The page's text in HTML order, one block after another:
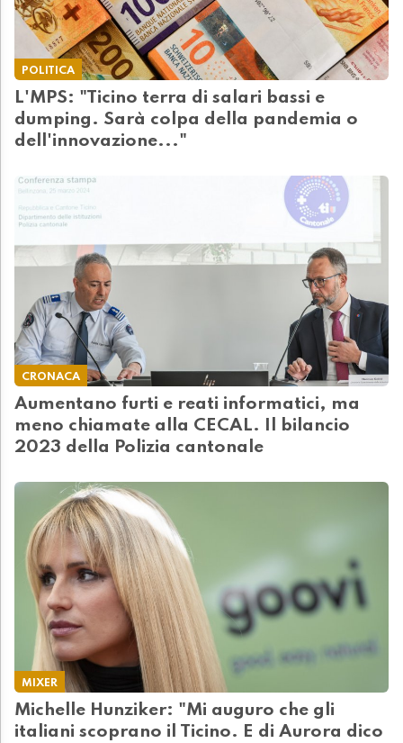
POLITICA
L'MPS: "Ticino terra di salari bassi e
dumping. Sarà colpa della pandemia o
dell'innovazione..."
CRONACA
Aumentano furti e reati informatici, ma
meno chiamate alla CECAL. Il bilancio
2023 della Polizia cantonale
MIXER
Michelle Hunziker: "Mi auguro che gli
italiani scoprano il Ticino. E di Aurora dico